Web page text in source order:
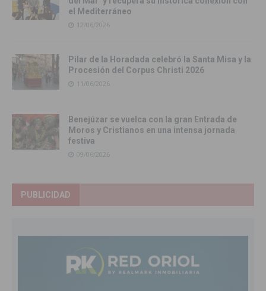
el Mediterráneo
12/06/2026
Pilar de la Horadada celebró la Santa Misa y la
Procesión del Corpus Christi 2026
11/06/2026
Benejúzar se vuelca con la gran Entrada de
Moros y Cristianos en una intensa jornada
festiva
09/06/2026
PUBLICIDAD